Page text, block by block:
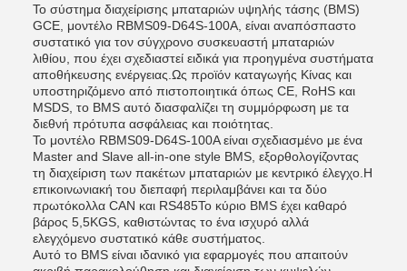
Το σύστημα διαχείρισης μπαταριών υψηλής τάσης (BMS)
GCE, μοντέλο RBMS09-D64S-100A, είναι αναπόσπαστο
συστατικό για τον σύγχρονο συσκευαστή μπαταριών
λιθίου, που έχει σχεδιαστεί ειδικά για προηγμένα συστήματα
αποθήκευσης ενέργειας.Ως προϊόν καταγωγής Κίνας και
υποστηριζόμενο από πιστοποιητικά όπως CE, RoHS και
MSDS, το BMS αυτό διασφαλίζει τη συμμόρφωση με τα
διεθνή πρότυπα ασφάλειας και ποιότητας.
Το μοντέλο RBMS09-D64S-100A είναι σχεδιασμένο με ένα
Master and Slave all-in-one style BMS, εξορθολογίζοντας
τη διαχείριση των πακέτων μπαταριών με κεντρικό έλεγχο.Η
επικοινωνιακή του διεπαφή περιλαμβάνει και τα δύο
πρωτόκολλα CAN και RS485Το κύριο BMS έχει καθαρό
βάρος 5,5KGS, καθιστώντας το ένα ισχυρό αλλά
ελεγχόμενο συστατικό κάθε συστήματος.
Αυτό το BMS είναι ιδανικό για εφαρμογές που απαιτούν